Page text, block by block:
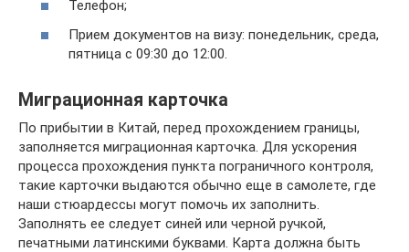
Телефон;
Прием документов на визу: понедельник, среда,
пятница с 09:30 до 12:00.
Миграционная карточка
По прибытии в Китай, перед прохождением границы,
заполняется миграционная карточка. Для ускорения
процесса прохождения пункта пограничного контроля,
такие карточки выдаются обычно еще в самолете, где
наши стюардессы могут помочь их заполнить.
Заполнять ее следует синей или черной ручкой,
печатными латинскими буквами. Карта должна быть